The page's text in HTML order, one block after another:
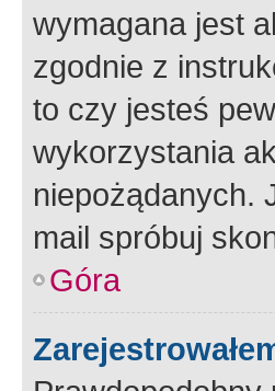
wymagana jest
zgodnie z
to czy jesteś
wykorzystania
niepożądanych.
mail spróbuj
Góra